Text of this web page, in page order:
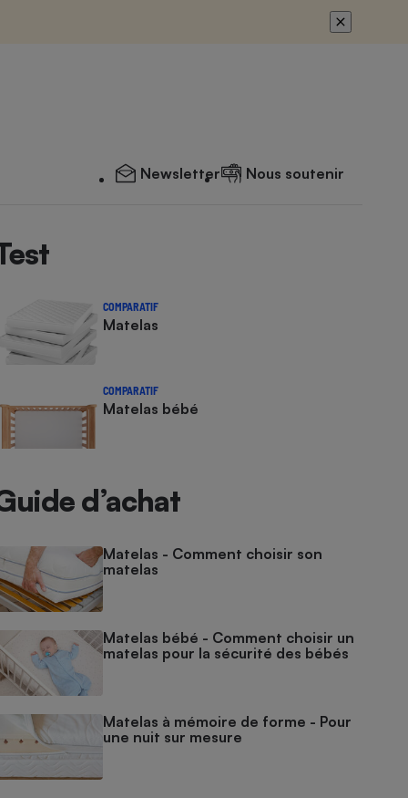
Newsletter Nous soutenir
COMPARATIF
Matelas
COMPARATIF
Matelas bébé
d’achat
Matelas - Comment choisir son
matelas
Matelas bébé - Comment choisir un
matelas pour la sécurité des bébés
Matelas à mémoire de forme - Pour
une nuit sur mesure